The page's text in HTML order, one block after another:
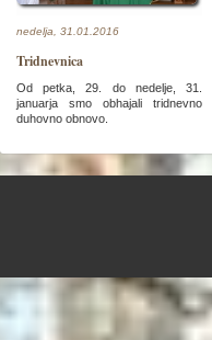
nedelja, 31.01.2016
Tridnevnica
Od petka, 29. do nedelje, 31.
januarja smo obhajali tridnevno
duhovno obnovo.